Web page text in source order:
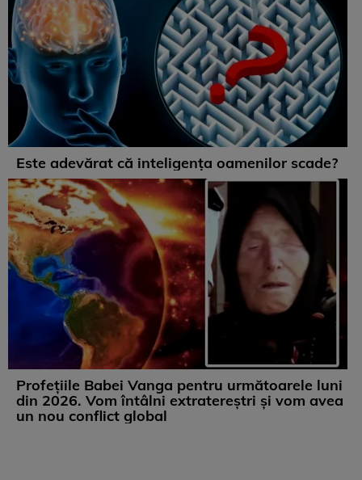
Este adevărat că inteligența oamenilor scade?
Profețiile Babei Vanga pentru următoarele luni
din 2026. Vom întâlni extratereștri și vom avea
un nou conflict global